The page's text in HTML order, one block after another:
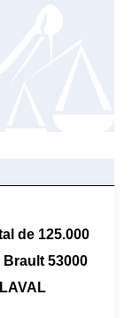
de 125.000
53000